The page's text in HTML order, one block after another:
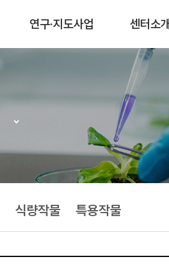
연구·지도사업 센터소개
식량작물 특용작물